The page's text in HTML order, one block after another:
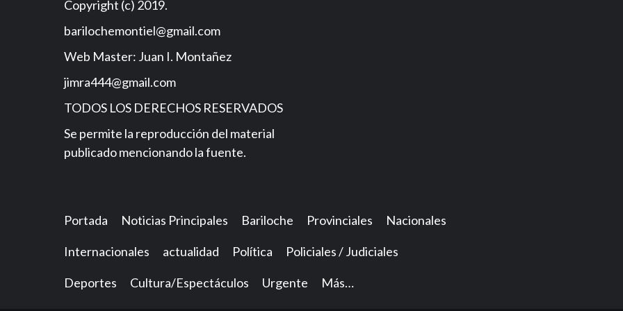
Copyright (c) 2019.
barilochemontiel@gmail.com
Web Master: Juan I. Montañez
jimra444@gmail.com
TODOS LOS DERECHOS RESERVADOS
Se permite la reproducción del material
publicado mencionando la fuente.
Portada Noticias Principales Bariloche Provinciales Nacionales
Internacionales actualidad Política Policiales / Judiciales
Deportes Cultura/Espectáculos Urgente Más…